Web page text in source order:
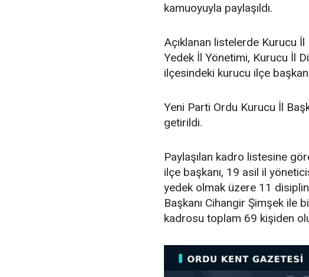
kamuoyuyla paylaşıldı.
Açıklanan listelerde Kurucu İl
Yedek İl Yönetimi, Kurucu İl
ilçesindeki kurucu ilçe
Yeni Parti Ordu Kurucu İl
getirildi.
Paylaşılan kadro listesine
ilçe başkanı, 19 asil il
yedek olmak üzere 11
Başkanı Cihangir Şimşek ile
kadrosu toplam 69 kişiden